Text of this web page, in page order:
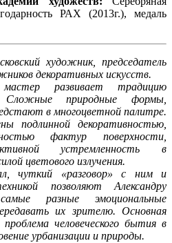
РАХ (2013г.), медаль
художник, председатель
декоративных искусств.
развивает традицию
Сложные природные формы,
в многоцветной палитре.
подлинной декоративностью,
фактур поверхности,
устремленность в
цветового излучения.
чуткий «разговор» с ним и
позволяют Александру
разные эмоциональные
их зрителю. Основная
человеческого бытия в
урбанизации и природы.